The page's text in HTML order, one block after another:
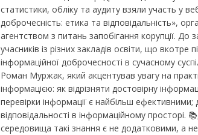
статистики, обліку та аудиту взяли участь у
доброчесність: етика та відповідальність»,
агентством з питань запобігання корупції. До
учасників із різних закладів освіти, що вкотре
інформаційної доброчесності в сучасному
Роман Муржак, який акцентував увагу на
інформацією: як відрізняти достовірну
перевірки інформації є найбільш
відповідальності в інформаційному просторі.
середовища такі знання є не додатковими, а